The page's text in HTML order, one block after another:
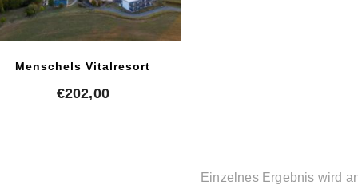
Menschels Vitalresort
€202,00
Einzelnes Ergebnis wird